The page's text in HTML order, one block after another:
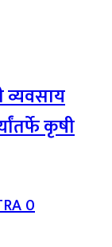
व्यवसाय
कृषी
0